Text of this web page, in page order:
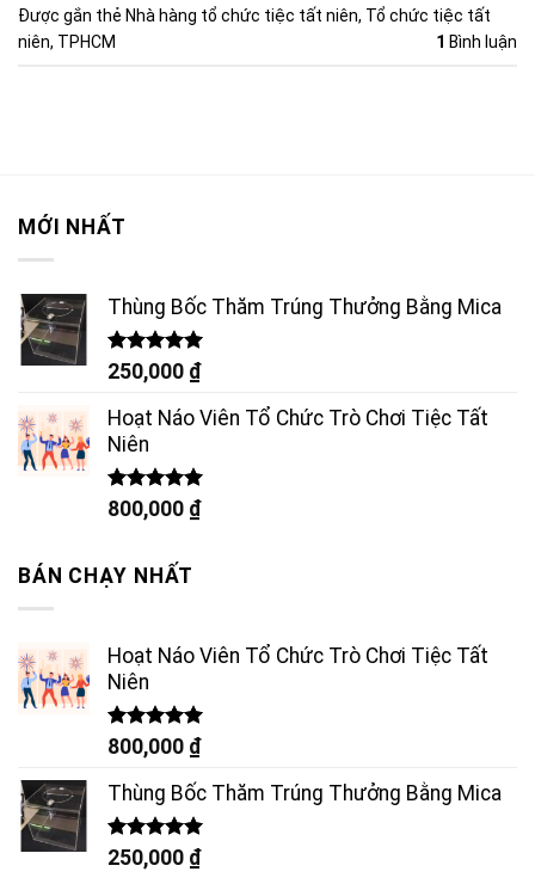
Được gắn thẻ Nhà hàng tổ chức tiệc tất niên, Tổ chức tiệc tất
niên, TPHCM 1 Bình luận
MỚI NHẤT
Thùng Bốc Thăm Trúng Thưởng Bằng Mica
Được xếp
hạng
5 sao
250,000 ₫
Hoạt Náo Viên Tổ Chức Trò Chơi Tiệc Tất
Niên
Được xếp
hạng
800,000 ₫
BÁN CHẠY NHẤT
Hoạt Náo Viên Tổ Chức Trò Chơi Tiệc Tất
Niên
Được xếp
hạng
5 sao
800,000 ₫
Thùng Bốc Thăm Trúng Thưởng Bằng Mica
Được xếp
hạng
250,000 ₫